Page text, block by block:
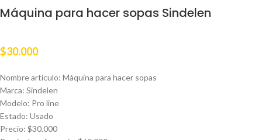
Máquina para hacer sopas Sindelen
$30.000
Nombre articulo: Máquina para hacer sopas
Marca: Sindelen
Modelo: Pro line
Estado: Usado
Precio: $30.000